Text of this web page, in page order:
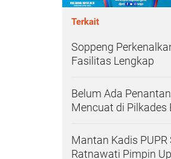
Terkait
Soppeng
Fasilitas Lengkap
Belum Ada
Mencuat di Pilkades
Mantan Kadis
Ratnawati Pimpin